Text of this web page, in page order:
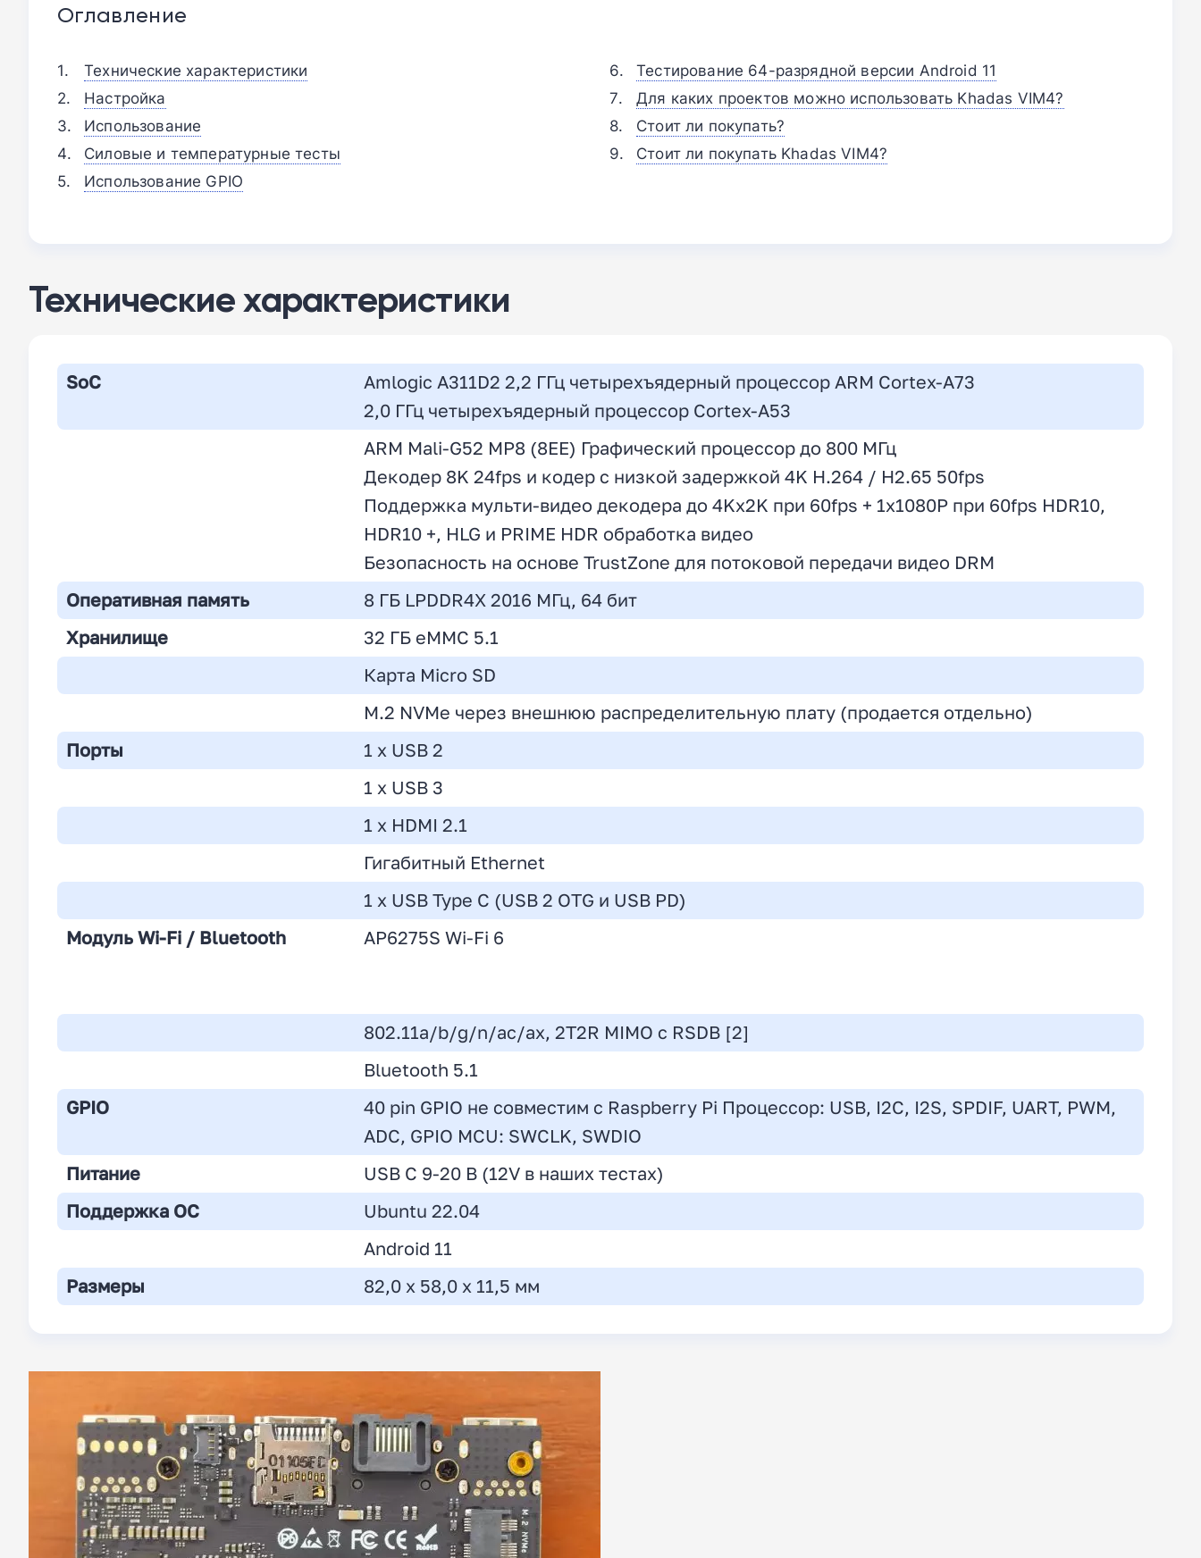
Оглавление
Технические характеристики
Настройка
Использование
Силовые и температурные тесты
Использование GPIO
Тестирование 64-разрядной версии Android 11
Для каких проектов можно использовать Khadas VIM4?
Стоит ли покупать?
Стоит ли покупать Khadas VIM4?
Технические характеристики
SoC
Amlogic A311D2 2,2 ГГц четырехъядерный процессор ARM Cortex-A73
2,0 ГГц четырехъядерный процессор Cortex-A53
ARM Mali-G52 MP8 (8EE) Графический процессор до 800 МГц
Декодер 8K 24fps и кодер с низкой задержкой 4K H.264 / H2.65 50fps
Поддержка мульти-видео декодера до 4Kx2K при 60fps + 1x1080P при 60fps HDR10,
HDR10 +, HLG и PRIME HDR обработка видео
Безопасность на основе TrustZone для потоковой передачи видео DRM
Оперативная память
8 ГБ LPDDR4X 2016 МГц, 64 бит
Хранилище
32 ГБ eMMC 5.1
Карта Micro SD
M.2 NVMe через внешнюю распределительную плату (продается отдельно)
Порты
1 x USB 2
1 x USB 3
1 x HDMI 2.1
Гигабитный Ethernet
1 x USB Type C (USB 2 OTG и USB PD)
Модуль Wi-Fi / Bluetooth AP6275S Wi-Fi 6
802.11a/b/g/n/ac/ax, 2T2R MIMO с RSDB [2]
Bluetooth 5.1
GPIO
40 pin GPIO не совместим с Raspberry Pi Процессор: USB, I2C, I2S, SPDIF, UART, PWM,
ADC, GPIO MCU: SWCLK, SWDIO
Питание
USB C 9-20 В (12V в наших тестах)
Поддержка ОС
Ubuntu 22.04
Android 11
Размеры
82,0 x 58,0 x 11,5 мм